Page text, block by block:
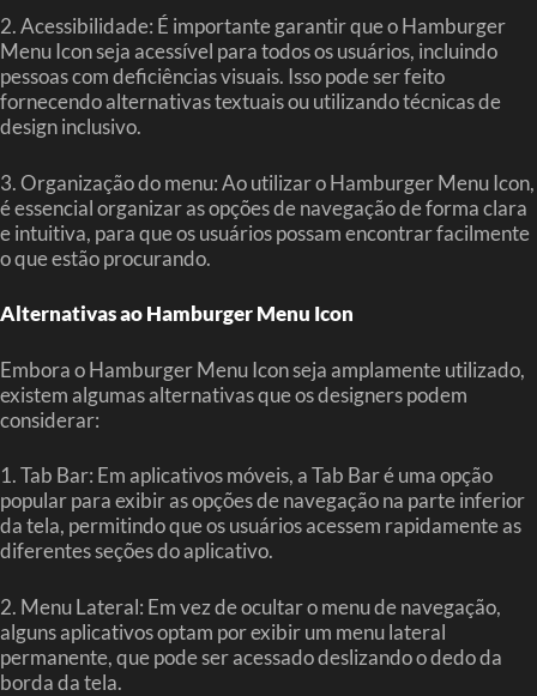
2. Acessibilidade: É importante garantir que o Hamburger
Menu Icon seja acessível para todos os usuários, incluindo
pessoas com deficiências visuais. Isso pode ser feito
fornecendo alternativas textuais ou utilizando técnicas de
design inclusivo.
3. Organização do menu: Ao utilizar o Hamburger Menu Icon,
é essencial organizar as opções de navegação de forma clara
e intuitiva, para que os usuários possam encontrar facilmente
o que estão procurando.
Alternativas ao Hamburger Menu Icon
Embora o Hamburger Menu Icon seja amplamente utilizado,
existem algumas alternativas que os designers podem
considerar:
1. Tab Bar: Em aplicativos móveis, a Tab Bar é uma opção
popular para exibir as opções de navegação na parte inferior
da tela, permitindo que os usuários acessem rapidamente as
diferentes seções do aplicativo.
2. Menu Lateral: Em vez de ocultar o menu de navegação,
alguns aplicativos optam por exibir um menu lateral
permanente, que pode ser acessado deslizando o dedo da
borda da tela.